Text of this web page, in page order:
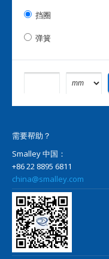
挡圈
弹簧
需要帮助？
Smalley 中国：
+86 22 8895 6811
china@smalley.com